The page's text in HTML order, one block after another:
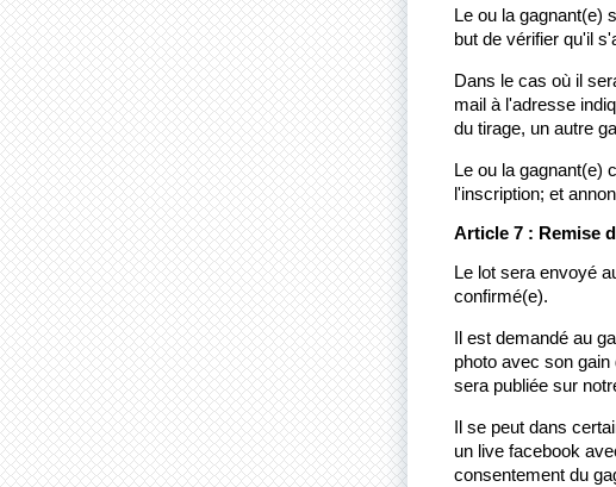
Le ou la gagnant(e)
but de vérifier qu'il
Dans le cas où il
mail à l'adresse
du tirage, un autre
Le ou la gagnant(e)
l'inscription; et
Article 7 : Remise
Le lot sera envoyé
confirmé(e).
Il est demandé au
photo avec son
sera publiée sur
Il se peut dans
un live facebook
consentement du